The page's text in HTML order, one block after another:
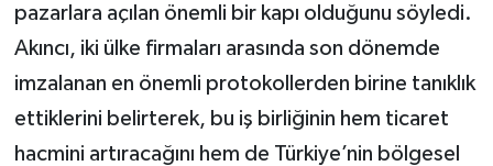
pazarlara açılan önemli bir kapı olduğunu söyledi.
Akıncı, iki ülke firmaları arasında son dönemde
imzalanan en önemli protokollerden birine tanıklık
ettiklerini belirterek, bu iş birliğinin hem ticaret
hacmini artıracağını hem de Türkiye’nin bölgesel